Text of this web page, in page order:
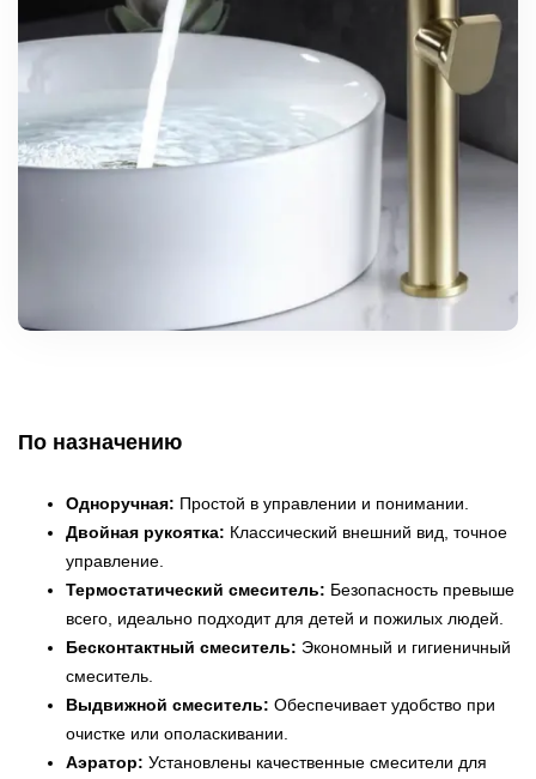
По назначению
Одноручная: Простой в управлении и понимании.
Двойная рукоятка: Классический внешний вид, точное
управление.
Термостатический смеситель: Безопасность превыше
всего, идеально подходит для детей и пожилых людей.
Бесконтактный смеситель: Экономный и гигиеничный
смеситель.
Выдвижной смеситель: Обеспечивает удобство при
очистке или ополаскивании.
Аэратор: Установлены качественные смесители для